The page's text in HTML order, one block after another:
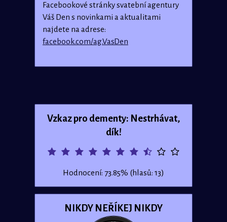
Facebookové stránky svatební agentury
Váš Den s novinkami a aktualitami
najdete na adrese:
facebook.com/ag.VasDen
Vzkaz pro dementy: Nestrhávat,
dík!
Hodnocení: 73.85% (hlasů: 13)
NIKDY NEŘÍKEJ NIKDY